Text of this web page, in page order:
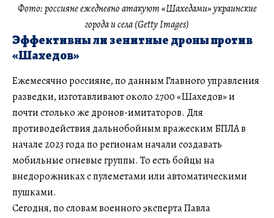
Фото: россияне ежедневно атакуют «Шахедами» украинские
города и села (Getty Images)
Эффективны ли зенитные дроны против
«Шахедов»
Ежемесячно россияне, по данным Главного управления
разведки, изготавливают около 2700 «Шахедов» и
почти столько же дронов-имитаторов. Для
противодействия дальнобойным вражеским БПЛА в
начале 2023 года по регионам начали создавать
мобильные огневые группы. То есть бойцы на
внедорожниках с пулеметами или автоматическими
пушками.
Сегодня, по словам военного эксперта Павла